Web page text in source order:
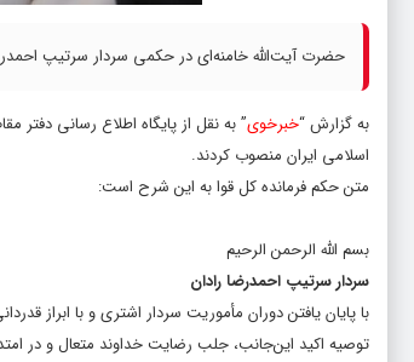
حضرت آیت‌الله خامنه‌ای در حکمی سردار سرتیپ
به گزارش “خبرخوی” به نقل از پایگاه اطلاع رسانی
اسلامی ایران منصوب کردند.
متن حکم فرمانده کل قوا به این شرح است:
بسم الله الرحمن الرحیم
سردار سرتیپ احمدرضا رادان
با پایان یافتن دوران مأموریت سردار اشتری و با ابراز
توصیه اکید این‌جانب، جلب رضایت خداوند متعال و در